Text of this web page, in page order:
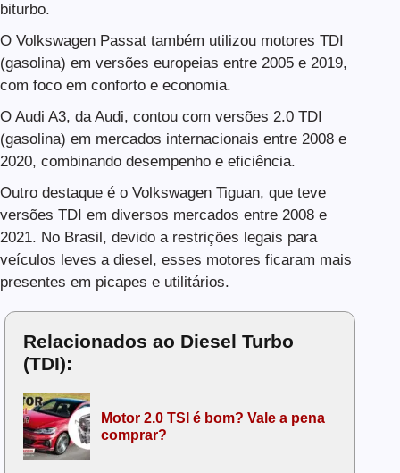
biturbo.
O Volkswagen Passat também utilizou motores TDI
(gasolina) em versões europeias entre 2005 e 2019,
com foco em conforto e economia.
O Audi A3, da Audi, contou com versões 2.0 TDI
(gasolina) em mercados internacionais entre 2008 e
2020, combinando desempenho e eficiência.
Outro destaque é o Volkswagen Tiguan, que teve
versões TDI em diversos mercados entre 2008 e
2021. No Brasil, devido a restrições legais para
veículos leves a diesel, esses motores ficaram mais
presentes em picapes e utilitários.
Relacionados ao Diesel Turbo
(TDI):
Motor 2.0 TSI é bom? Vale a pena
comprar?